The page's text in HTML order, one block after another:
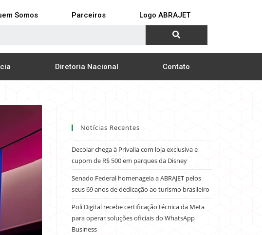
Somos Parceiros Logo ABRAJET
Diretoria Nacional Contato
Notícias Recentes
Decolar chega à Privalia com loja exclusiva e
cupom de R$ 500 em parques da Disney
Senado Federal homenageia a ABRAJET pelos
seus 69 anos de dedicação ao turismo brasileiro
Poli Digital recebe certificação técnica da Meta
para operar soluções oficiais do WhatsApp
Business